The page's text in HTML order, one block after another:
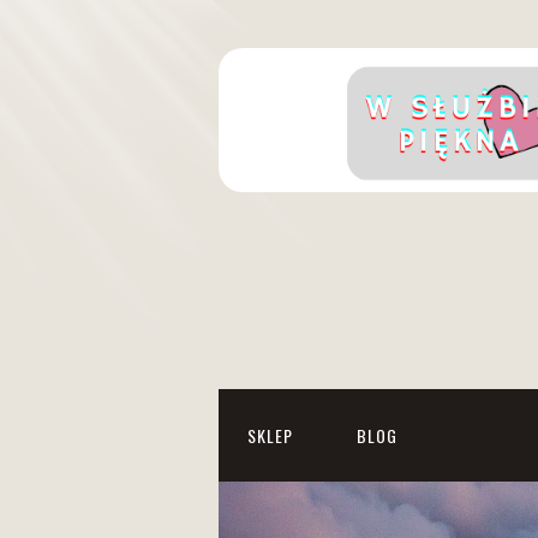
SKLEP BLOG